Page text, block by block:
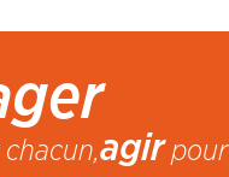
agirpour